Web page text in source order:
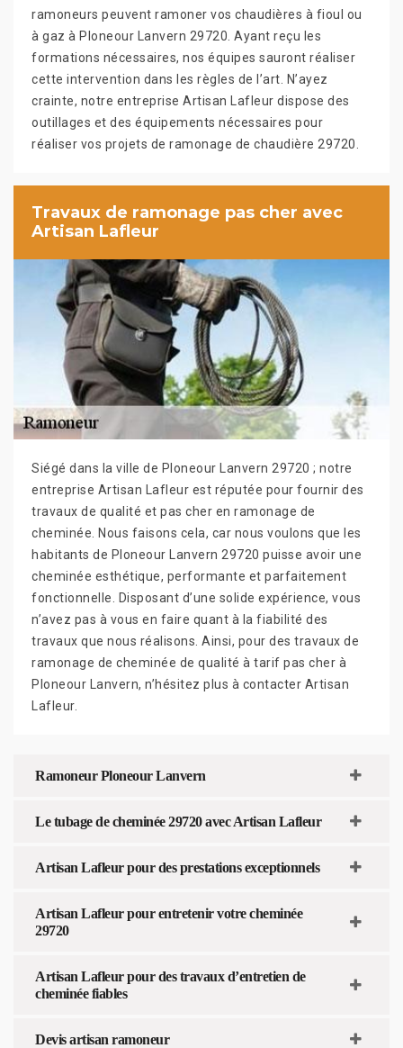
ramoneurs peuvent ramoner vos chaudières à fioul ou
à gaz à Ploneour Lanvern 29720. Ayant reçu les
formations nécessaires, nos équipes sauront réaliser
cette intervention dans les règles de l’art. N’ayez
crainte, notre entreprise Artisan Lafleur dispose des
outillages et des équipements nécessaires pour
réaliser vos projets de ramonage de chaudière 29720.
Travaux de ramonage pas cher avec
Artisan Lafleur
Siégé dans la ville de Ploneour Lanvern 29720 ; notre
entreprise Artisan Lafleur est réputée pour fournir des
travaux de qualité et pas cher en ramonage de
cheminée. Nous faisons cela, car nous voulons que les
habitants de Ploneour Lanvern 29720 puisse avoir une
cheminée esthétique, performante et parfaitement
fonctionnelle. Disposant d’une solide expérience, vous
n’avez pas à vous en faire quant à la fiabilité des
travaux que nous réalisons. Ainsi, pour des travaux de
ramonage de cheminée de qualité à tarif pas cher à
Ploneour Lanvern, n’hésitez plus à contacter Artisan
Lafleur.
Ramoneur Ploneour Lanvern
Le tubage de cheminée 29720 avec Artisan Lafleur
Artisan Lafleur pour des prestations exceptionnels
Artisan Lafleur pour entretenir votre cheminée
29720
Artisan Lafleur pour des travaux d’entretien de
cheminée fiables
Devis artisan ramoneur